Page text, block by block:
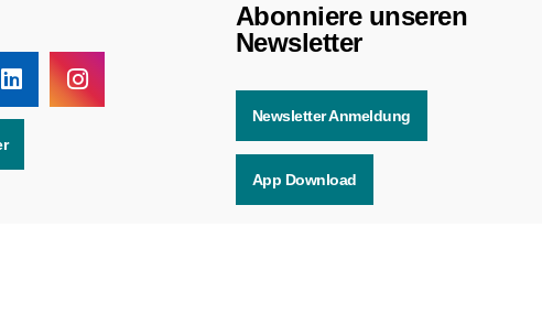
Abonniere unseren
Newsletter
Newsletter Anmeldung
App Download